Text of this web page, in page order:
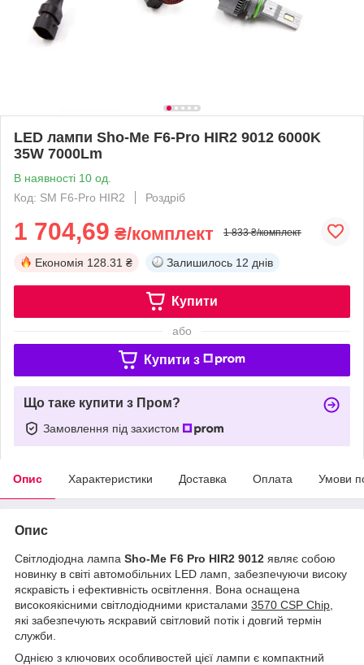
LED лампи Sho-Me F6-Pro HIR2 9012 6000K
35W 7000Lm
В наявності 10 од.
Код: SM F6-Pro HIR2
Роздріб
1 704,69 ₴/комплект 1 833 ₴/комплект
Економія 128.31 ₴ Залишилось 12 днів
Купити
або
Купити з
Що таке купити з Пром?
Замовлення під захистом
Опис Характеристики Доставка Оплата Умови
Опис
Світлодіодна лампа Sho-Me F6 Pro HIR2 9012 являє собою
новинку в світі автомобільних LED ламп, забезпечуючи високу
яскравість і ефективність освітлення. Вона оснащена
високоякісними світлодіодними кристалами 3570 CSP Chip
які забезпечують яскравий світловий потік і довгий термін
служби.
Однією з ключових особливостей цієї лампи є компактний